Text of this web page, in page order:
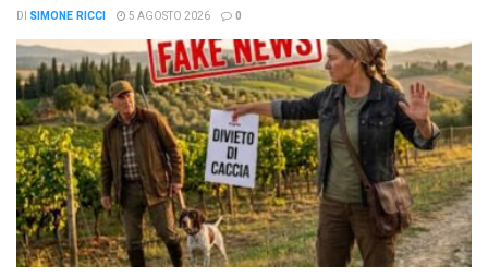
DI SIMONE RICCI 5 AGOSTO 2026 0